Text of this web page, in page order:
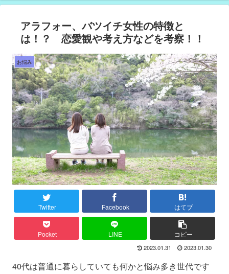
アラフォー、バツイチ女性の特徴と
は！？ 恋愛観や考え方などを考察！！
お悩み
Twitter Facebook はてブ
Pocket LINE コピー
2023.01.31 2023.01.30
40代は普通に暮らしていても何かと悩み多き世代です